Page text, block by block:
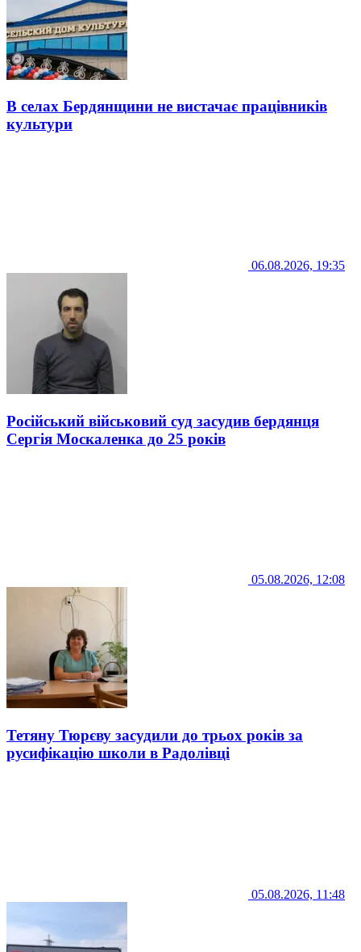
В селах Бердянщини не вистачає працівників
культури
06.08.2026, 19:35
Російський військовий суд засудив бердянця
Сергія Москаленка до 25 років
05.08.2026, 12:08
Тетяну Тюрєву засудили до трьох років за
русифікацію школи в Радолівці
05.08.2026, 11:48